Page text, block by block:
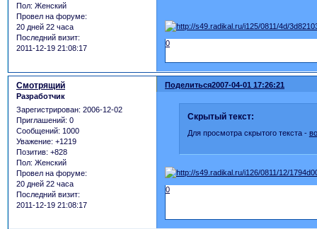
Пол: Женский
Провел на форуме:
20 дней 22 часа
Последний визит:
2011-12-19 21:08:17
0
Поделиться2007-04-01 17:26:21
Смотрящий
Разработчик
Зарегистрирован: 2006-12-02
Приглашений: 0
Сообщений: 1000
Уважение: +1219
Позитив: +828
Пол: Женский
Провел на форуме:
20 дней 22 часа
Последний визит:
2011-12-19 21:08:17
Скрытый текст:
Для просмотра скрытого текста -
0